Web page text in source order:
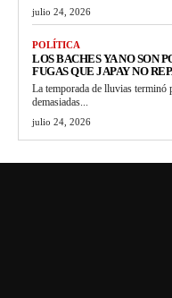
julio 24, 2026
POLÍTICA
LOS BACHES YA NO SON
FUGAS QUE JAPAY NO
La temporada de lluvias terminó
demasiadas...
julio 24, 2026